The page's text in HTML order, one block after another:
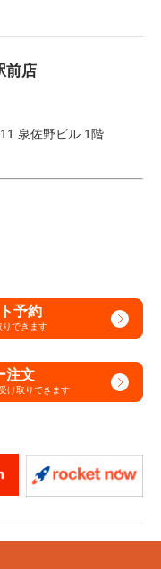
前店
泉佐野ビル 1階
予約
りできます
注文
け取りできます